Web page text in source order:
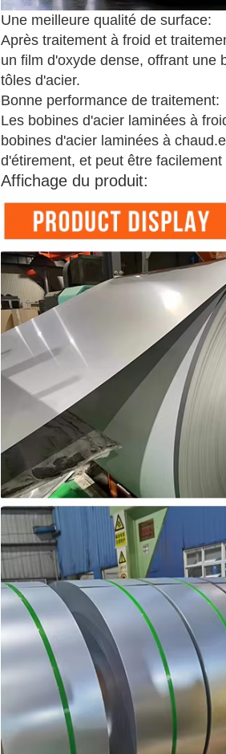
Une meilleure qualité de surface:
Après traitement à froid et
un film d'oxyde dense, offrant une
tôles d'acier.
Bonne performance de traitement:
Les bobines d'acier laminées à
bobines d'acier laminées à
d'étirement, et peut être
Affichage du produit: